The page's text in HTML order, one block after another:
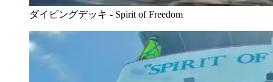
ダイビングデッキ - Spirit of Freedom